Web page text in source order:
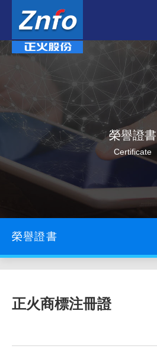
榮譽證書
Certificate
榮譽證書
正火商標注冊證